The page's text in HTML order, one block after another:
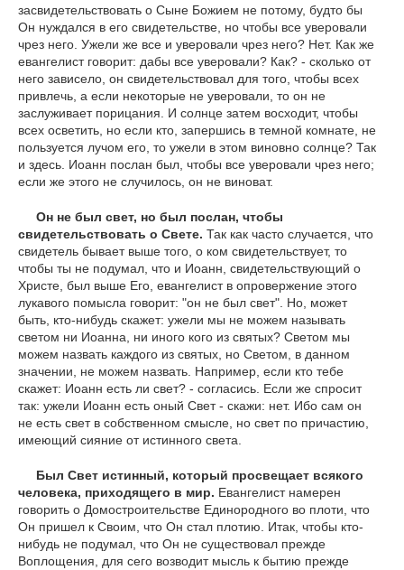
засвидетельствовать о Сыне Божием не потому, будто бы
Он нуждался в его свидетельстве, но чтобы все уверовали
чрез него. Ужели же все и уверовали чрез него? Нет. Как же
евангелист говорит: дабы все уверовали? Как? - сколько от
него зависело, он свидетельствовал для того, чтобы всех
привлечь, а если некоторые не уверовали, то он не
заслуживает порицания. И солнце затем восходит, чтобы
всех осветить, но если кто, запершись в темной комнате, не
пользуется лучом его, то ужели в этом виновно солнце? Так
и здесь. Иоанн послан был, чтобы все уверовали чрез него;
если же этого не случилось, он не виноват.
Он не был свет, но был послан, чтобы
свидетельствовать о Свете. Так как часто случается, что
свидетель бывает выше того, о ком свидетельствует, то
чтобы ты не подумал, что и Иоанн, свидетельствующий о
Христе, был выше Его, евангелист в опровержение этого
лукавого помысла говорит: "он не был свет". Но, может
быть, кто-нибудь скажет: ужели мы не можем называть
светом ни Иоанна, ни иного кого из святых? Светом мы
можем назвать каждого из святых, но Светом, в данном
значении, не можем назвать. Например, если кто тебе
скажет: Иоанн есть ли свет? - согласись. Если же спросит
так: ужели Иоанн есть оный Свет - скажи: нет. Ибо сам он
не есть свет в собственном смысле, но свет по причастию,
имеющий сияние от истинного света.
Был Свет истинный, который просвещает всякого
человека, приходящего в мир. Евангелист намерен
говорить о Домостроительстве Единородного во плоти, что
Он пришел к Своим, что Он стал плотию. Итак, чтобы кто-
нибудь не подумал, что Он не существовал прежде
Воплощения, для сего возводит мысль к бытию прежде